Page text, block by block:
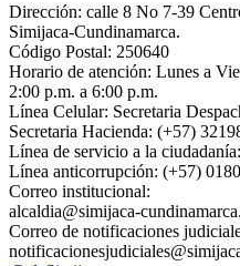
Dirección: calle 8 No 7-39
Simijaca-Cundinamarca.
Código Postal: 250640
Horario de atención: Lunes a
2:00 p.m. a 6:00 p.m.
Línea Celular: Secretaria
Secretaria Hacienda: (+57)
Línea de servicio a la
Línea anticorrupción: (+57)
Correo institucional:
alcaldia@simijaca-
Correo de notificaciones